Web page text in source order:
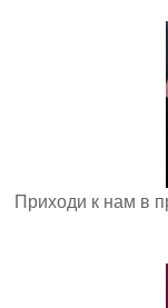
Приходи к нам в